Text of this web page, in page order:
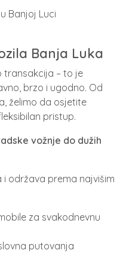
Banja Luka
transakcija – to je
brzo i ugodno. Od
želimo da osjetite
pristup.
vožnje do dužih
održava prema najvišim
za svakodnevnu
putovanja